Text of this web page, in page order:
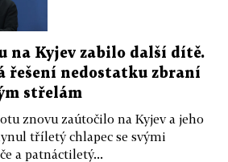
na Kyjev zabilo další dítě.
řešení nedostatku zbraní
střelám
znovu zaútočilo na Kyjev a jeho
tříletý chlapec se svými
a patnáctiletý...